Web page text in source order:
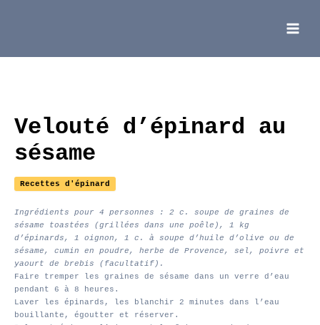
Main
Menu
Velouté d’épinard au
sésame
Recettes d'épinard
Ingrédients pour 4 personnes : 2 c. soupe de graines de
sésame toastées (grillées dans une poêle), 1 kg
d’épinards, 1 oignon, 1 c. à soupe d’huile d’olive ou de
sésame, cumin en poudre, herbe de Provence, sel, poivre et
yaourt de brebis (facultatif).
Faire tremper les graines de sésame dans un verre d’eau
pendant 6 à 8 heures.
Laver les épinards, les blanchir 2 minutes dans l’eau
bouillante, égoutter et réserver.